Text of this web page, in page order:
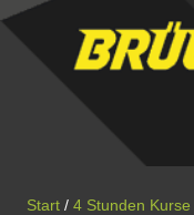
Start / 4 Stunden Kurse